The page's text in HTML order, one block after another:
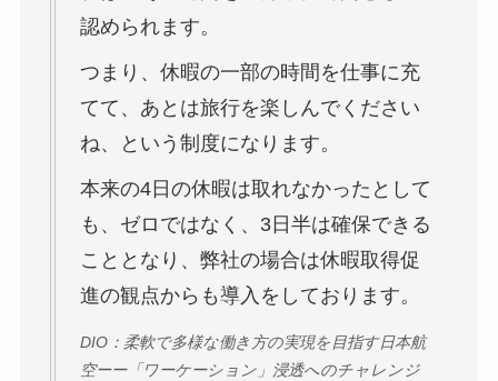
認められます。
つまり、 休暇の一部の時間を仕事に充
てて、あとは旅行を楽しんでください
ね、という制度になります。
本来の4日の休暇は取れなかったとして
も 、ゼロではなく、 3日半は確保できる
こととなり、弊社の場合は休暇取得促
進の観点からも導入 をしております。
DIO：柔軟で多様な働き方の実現を目指す日本航
空ーー「ワーケーション」浸透へのチャレンジ